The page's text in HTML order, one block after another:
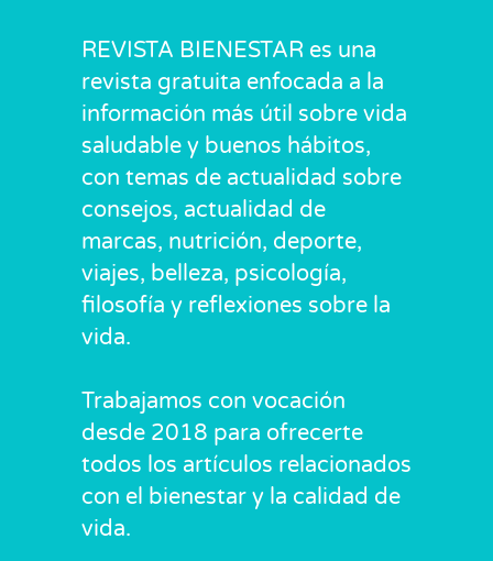
REVISTA BIENESTAR es una
revista gratuita enfocada a la
información más útil sobre vida
saludable y buenos hábitos,
con temas de actualidad sobre
consejos, actualidad de
marcas, nutrición, deporte,
viajes, belleza, psicología,
filosofía y reflexiones sobre la
vida.
Trabajamos con vocación
desde 2018 para ofrecerte
todos los artículos relacionados
con el bienestar y la calidad de
vida.